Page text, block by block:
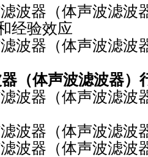
器（体声波滤波
验效应
器（体声波滤波
（体声波滤波器）
器（体声波滤波
器（体声波滤波
器（体声波滤波